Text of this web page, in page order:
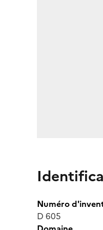
Numéro
D 605